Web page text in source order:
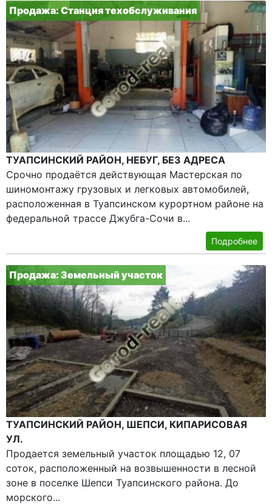
Продажа: Станция техобслуживания
ТУАПСИНСКИЙ РАЙОН, НЕБУГ, БЕЗ АДРЕСА
Срочно продаётся действующая Мастерская по
шиномонтажу грузовых и легковых автомобилей,
расположенная в Туапсинском курортном районе на
федеральной трассе Джубга-Сочи в...
Подробнее
Продажа: Земельный участок
ТУАПСИНСКИЙ РАЙОН, ШЕПСИ, КИПАРИСОВАЯ
УЛ.
Продается земельный участок площадью 12, 07
соток, расположенный на возвышенности в лесной
зоне в поселке Шепси Туапсинского района. До
морского...